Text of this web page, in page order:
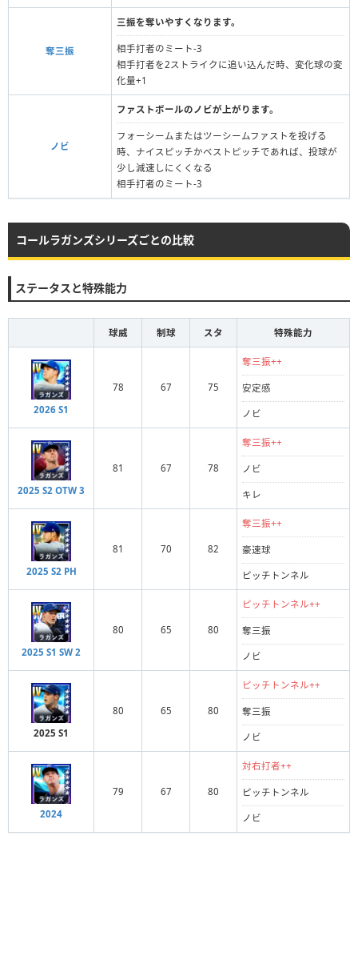
奪三振
三振を奪いやすくなります。
相手打者のミート-3
相手打者を2ストライクに追い込んだ時、変化球の変
化量+1
ノビ
ファストボールのノビが上がります。
フォーシームまたはツーシームファストを投げる
時、ナイスピッチかベストピッチであれば、投球が
少し減速しにくくなる
相手打者のミート-3
コールラガンズシリーズごとの比較
ステータスと特殊能力
球威 制球 スタ 特殊能力
2026 S1
78 67 75
奪三振++
安定感
ノビ
2025 S2 OTW 3
81 67 78
奪三振++
ノビ
キレ
2025 S2 PH
81 70 82
奪三振++
豪速球
ピッチトンネル
2025 S1 SW 2
80 65 80
ピッチトンネル++
奪三振
ノビ
2025 S1
80 65 80
ピッチトンネル++
奪三振
ノビ
2024
79 67 80
対右打者++
ピッチトンネル
ノビ